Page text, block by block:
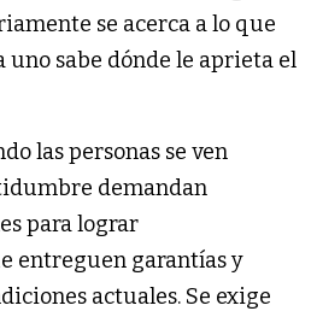
se acerca a lo que
uno sabe dónde le aprieta el
las personas se ven
demandan
para lograr
entreguen garantías y
actuales. Se exige